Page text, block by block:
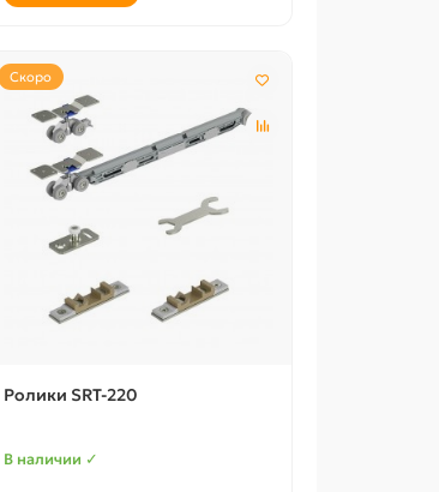
Скоро
Ролики SRT-220
В наличии ✓